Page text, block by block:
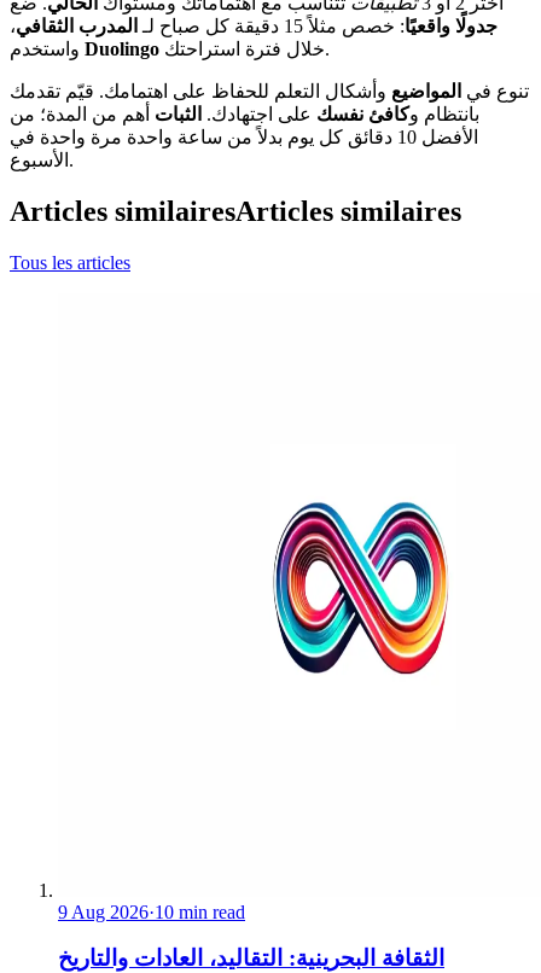
جدولًا واقعيًا: خصص مثلاً 15 دقيقة كل صباح لـ المدرب الثقافي،
Duolingo خلال فترة استراحتك.
تنوع في المواضيع وأشكال التعلم للحفاظ على اهتمامك. قيّم تقدمك
بانتظام وكافئ نفسك على اجتهادك. الثبات أهم من المدة؛ من
الأفضل 10 دقائق كل يوم بدلاً من ساعة واحدة مرة واحدة في
الأسبوع.
Articles similairesArticles similaires
Tous les articles
9 Aug 2026·10 min read
الثقافة البحرينية: التقاليد، العادات والتاريخ